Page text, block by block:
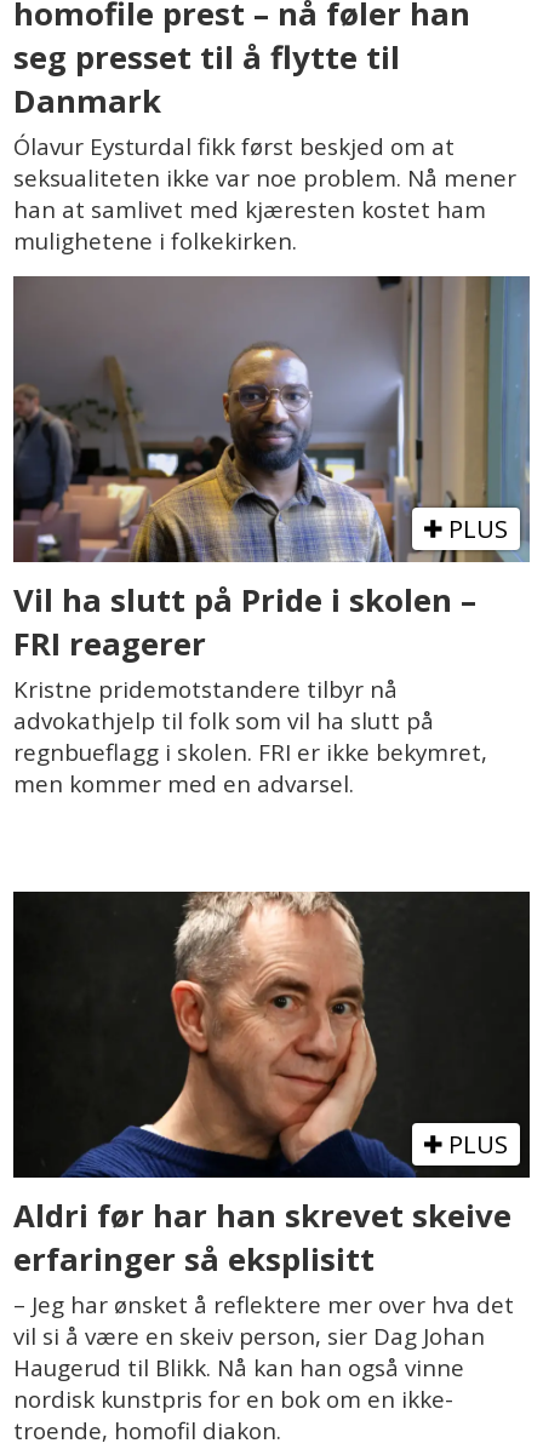
homofile prest – nå føler han
seg presset til å flytte til
Danmark
Ólavur Eysturdal fikk først beskjed om at
seksualiteten ikke var noe problem. Nå mener
han at samlivet med kjæresten kostet ham
mulighetene i folkekirken.
PLUS
Vil ha slutt på Pride i skolen –
FRI reagerer
Kristne pridemotstandere tilbyr nå
advokathjelp til folk som vil ha slutt på
regnbueflagg i skolen. FRI er ikke bekymret,
men kommer med en advarsel.
PLUS
Aldri før har han skrevet skeive
erfaringer så eksplisitt
– Jeg har ønsket å reflektere mer over hva det
vil si å være en skeiv person, sier Dag Johan
Haugerud til Blikk. Nå kan han også vinne
nordisk kunstpris for en bok om en ikke-
troende, homofil diakon.